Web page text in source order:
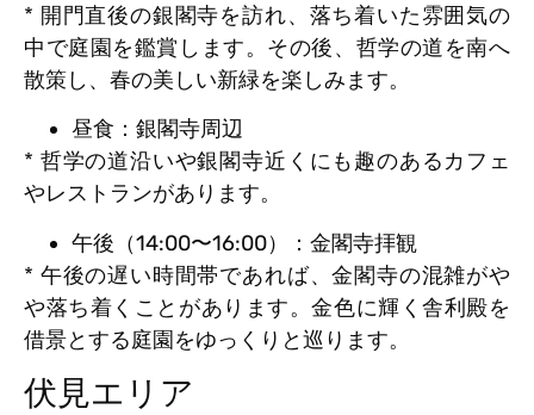
* 開門直後の銀閣寺を訪れ、落ち着いた雰囲気の
中で庭園を鑑賞します。その後、哲学の道を南へ
散策し、春の美しい新緑を楽しみます。
昼食：銀閣寺周辺
* 哲学の道沿いや銀閣寺近くにも趣のあるカフェ
やレストランがあります。
午後（14:00〜16:00）：金閣寺拝観
* 午後の遅い時間帯であれば、金閣寺の混雑がや
や落ち着くことがあります。金色に輝く舎利殿を
借景とする庭園をゆっくりと巡ります。
伏見エリア